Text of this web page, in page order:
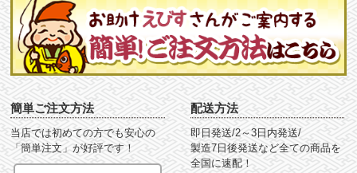
簡単ご注文方法
当店では初めての方でも安心の
「簡単注文」が好評です！
配送方法
即日発送/2～3日内発送/
製造7日後発送など全ての商品を
全国に速配！